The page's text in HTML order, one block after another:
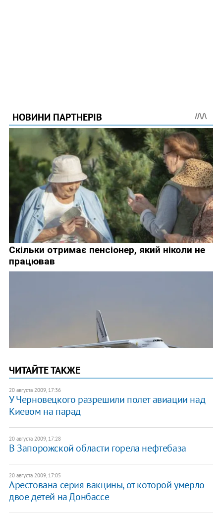
ЧИТАЙТЕ ТАКЖЕ
20 августа 2009, 17:36
У Черновецкого разрешили полет авиации над
Киевом на парад
20 августа 2009, 17:28
В Запорожской области горела нефтебаза
20 августа 2009, 17:05
Арестована серия вакцины, от которой умерло
двое детей на Донбассе